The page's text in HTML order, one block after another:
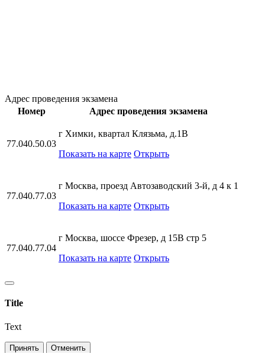
Адрес проведения экзамена
Номер
Адрес проведения экзамена
77.040.50.03
г Химки, квартал Клязьма, д.1В
Показать на карте Открыть
77.040.77.03
г Москва, проезд Автозаводский 3-й, д 4 к 1
Показать на карте Открыть
77.040.77.04
г Москва, шоссе Фрезер, д 15В стр 5
Показать на карте Открыть
Title
Text
Принять Отменить